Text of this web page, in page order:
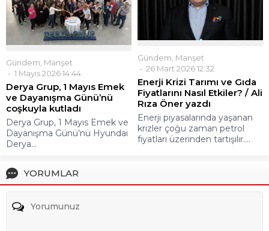
Gündem, Manşet
1 Mayıs 2026 14:44
Derya Grup, 1 Mayıs Emek
ve Dayanışma Günü’nü
coşkuyla kutladı
Derya Grup, 1 Mayıs Emek ve
Dayanışma Günü’nü Hyundai
Derya...
Gündem, Manşet
26 Mart 2026 12:32
Enerji Krizi Tarımı ve Gıda
Fiyatlarını Nasıl Etkiler? / Ali
Rıza Öner yazdı
Enerji piyasalarında yaşanan
krizler çoğu zaman petrol
fiyatları üzerinden tartışılır....
YORUMLAR